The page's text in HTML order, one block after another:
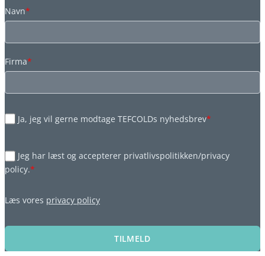
Navn*
Firma*
Ja, jeg vil gerne modtage TEFCOLDs nyhedsbrev*
Jeg har læst og accepterer privatlivspolitikken/privacy
policy.*
Læs vores privacy policy
TILMELD